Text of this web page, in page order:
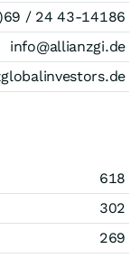
/ 24 43-14186
info@allianzgi.de
618
302
269